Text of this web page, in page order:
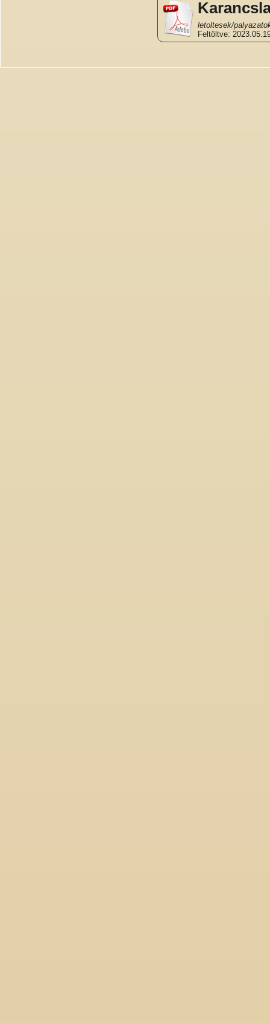
letoltesek/
Feltöltve: